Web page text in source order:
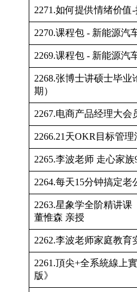
2271.如何提供情绪价值
2270.课程包 - 新能源汽
2269.课程包 - 新能源汽
2268.张博士讲硕士毕业
期）
2267.电商产品经理大会
2266.21天OKR目标管
2265.李波老师 走心家族
2264.每天15分钟搞定老
2263.星象学全阶精讲
董惟森 亲授
2262.李波老师家庭教育
2261.頂尖+全系統線上
版》